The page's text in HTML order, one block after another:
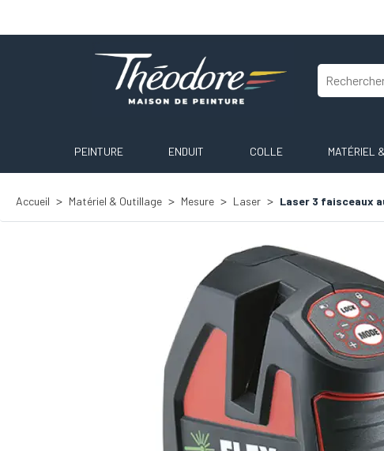
PEINTURE ENDUIT COLLE MATÉRIEL
Accueil Matériel & Outillage Mesure Laser Laser 3 faisceaux